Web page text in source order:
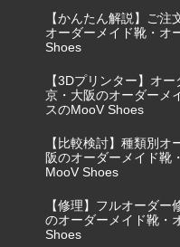
【かんたん解説】ご
オーダーメイド靴・オ
Shoes
【3Dプリンター】オ
京・大阪のオーダーメ
スのMooV Shoes
【比較検討】種類別
阪のオーダーメイド靴
MooV Shoes
【修理】フルオーダ
のオーダーメイド靴・
Shoes